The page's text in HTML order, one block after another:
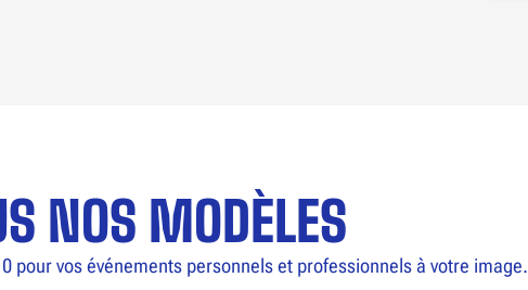
NOS MODÈLES
pour vos événements personnels et professionnels à votre image.